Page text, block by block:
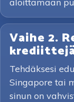
Vaihe 2.
krediittejä
Tehdäksesi
Singapore tai
sinun on